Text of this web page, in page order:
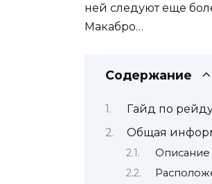
ней следуют еще
Макабро…
Содержание
Гайд по
Общая